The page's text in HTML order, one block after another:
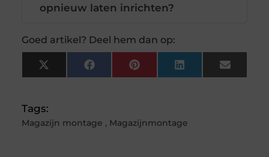
opnieuw laten inrichten?
Goed artikel? Deel hem dan op:
X
(Twitter)
FacebookPinterestLinkedInEmail
Tags:
Magazijn montage , Magazijnmontage